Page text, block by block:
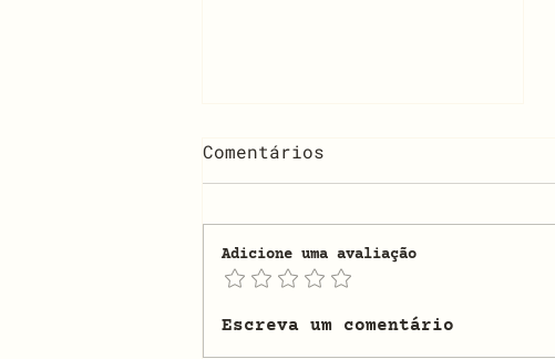
[finalizado] Oficina:
Poesia Blackout |
Comentários
Adicione uma avaliação
Escreva um comentário